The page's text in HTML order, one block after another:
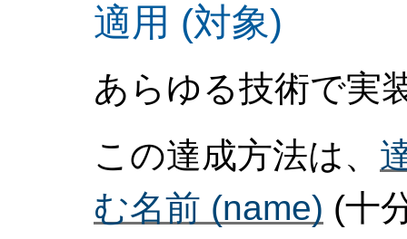
適用 (対象)
あらゆる技術で実
この達成方法は、
む名前 (name) (十